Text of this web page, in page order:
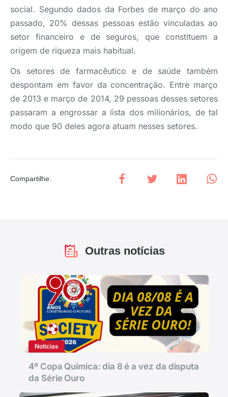
social. Segundo dados da Forbes de março do ano
passado, 20% dessas pessoas estão vinculadas ao
setor financeiro e de seguros, que constituem a
origem de riqueza mais habitual.
Os setores de farmacêutico e de saúde também
despontam em favor da concentração. Entre março
de 2013 e março de 2014, 29 pessoas desses setores
passaram a engrossar a lista dos milionários, de tal
modo que 90 deles agora atuam nesses setores.
Compartilhe:
Outras notícias
Notícias
4ª Copa Química: dia 8 é a vez da disputa
da Série Ouro